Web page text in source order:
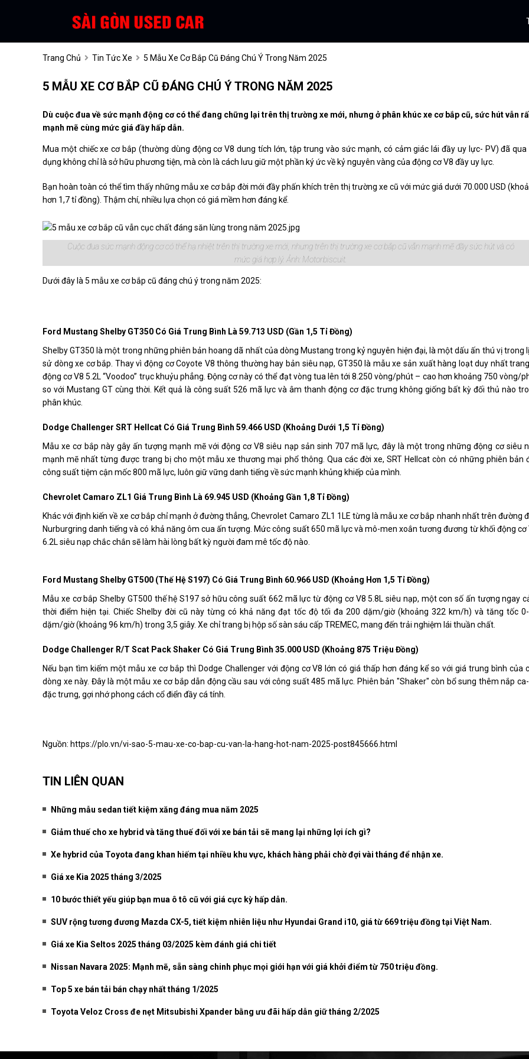
Trang Chủ Tin Tức Xe 5 Mẫu Xe Cơ Bắp Cũ Đáng Chú Ý Trong Năm 2025
5 MẪU XE CƠ BẮP CŨ ĐÁNG CHÚ Ý TRONG NĂM 2025
Dù cuộc đua về sức mạnh động cơ có thể đang chững lại trên thị trường xe mới, nhưng ở phân khúc xe cơ bắp cũ, sức hút vẫn
mạnh mẽ cùng mức giá đầy hấp dẫn.
Mua một chiếc xe cơ bắp (thường dùng động cơ V8 dung tích lớn, tập trung vào sức mạnh, có cảm giác lái đầy uy lực- PV) đã qua
dụng không chỉ là sở hữu phương tiện, mà còn là cách lưu giữ một phần ký ức về kỷ nguyên vàng của động cơ V8 đầy uy lực.
Bạn hoàn toàn có thể tìm thấy những mẫu xe cơ bắp đời mới đầy phấn khích trên thị trường xe cũ với mức giá dưới 70.000 USD
hơn 1,7 tỉ đồng). Thậm chí, nhiều lựa chọn có giá mềm hơn đáng kể.
Cuộc đua sức mạnh động cơ có thể hạ nhiệt trên thị trường xe mới, nhưng trên thị trường xe cơ bắp cũ vẫn mạnh mẽ đầy sức hút và có
mức giá hợp lý. Ảnh: Motorbiscuit.
Dưới đây là 5 mẫu xe cơ bắp cũ đáng chú ý trong năm 2025:
Ford Mustang Shelby GT350 Có Giá Trung Bình Là 59.713 USD (gần 1,5 Tỉ Đồng)
Shelby GT350 là một trong những phiên bản hoang dã nhất của dòng Mustang trong kỷ nguyên hiện đại, là một dấu ấn thú vị trong
sử dòng xe cơ bắp. Thay vì động cơ Coyote V8 thông thường hay bản siêu nạp, GT350 là mẫu xe sản xuất hàng loạt duy nhất
động cơ V8 5.2L “Voodoo” trục khuỷu phẳng. Động cơ này có thể đạt vòng tua lên tới 8.250 vòng/phút – cao hơn khoảng 750 vòng/
so với Mustang GT cùng thời. Kết quả là công suất 526 mã lực và âm thanh động cơ đặc trưng không giống bất kỳ đối thủ nào
phân khúc.
Dodge Challenger SRT Hellcat Có Giá Trung Bình 59.466 USD (khoảng Dưới 1,5 Tỉ Đồng)
Mẫu xe cơ bắp này gây ấn tượng mạnh mẽ với động cơ V8 siêu nạp sản sinh 707 mã lực, đây là một trong những động cơ siêu
mạnh mẽ nhất từng được trang bị cho một mẫu xe thương mại phổ thông. Qua các đời xe, SRT Hellcat còn có những phiên bản
công suất tiệm cận mốc 800 mã lực, luôn giữ vững danh tiếng về sức mạnh khủng khiếp của mình.
Chevrolet Camaro ZL1 Giá Trung Bình Là 69.945 USD (khoảng Gần 1,8 Tỉ Đồng)
Khác với định kiến về xe cơ bắp chỉ mạnh ở đường thẳng, Chevrolet Camaro ZL1 1LE từng là mẫu xe cơ bắp nhanh nhất trên đường
Nurburgring danh tiếng và có khả năng ôm cua ấn tượng. Mức công suất 650 mã lực và mô-men xoắn tương đương từ khối động cơ
6.2L siêu nạp chắc chắn sẽ làm hài lòng bất kỳ người đam mê tốc độ nào.
Ford Mustang Shelby GT500 (Thế Hệ S197) Có Giá Trung Bình 60.966 USD (khoảng Hơn 1,5 Tỉ Đồng)
Mẫu xe cơ bắp Shelby GT500 thế hệ S197 sở hữu công suất 662 mã lực từ động cơ V8 5.8L siêu nạp, một con số ấn tượng ngay
thời điểm hiện tại. Chiếc Shelby đời cũ này từng có khả năng đạt tốc độ tối đa 200 dặm/giờ (khoảng 322 km/h) và tăng tốc
dặm/giờ (khoảng 96 km/h) trong 3,5 giây. Xe chỉ trang bị hộp số sàn sáu cấp TREMEC, mang đến trải nghiệm lái thuần chất.
Dodge Challenger R/T Scat Pack Shaker Có Giá Trung Bình 35.000 USD (khoảng 875 Triệu Đồng)
Nếu bạn tìm kiếm một mẫu xe cơ bắp thì Dodge Challenger với động cơ V8 lớn có giá thấp hơn đáng kể so với giá trung bình của
dòng xe này. Đây là một mẫu xe cơ bắp dẫn động cầu sau với công suất 485 mã lực. Phiên bản "Shaker" còn bổ sung thêm nắp
đặc trưng, gợi nhớ phong cách cổ điển đầy cá tính.
Nguồn: https://plo.vn/vi-sao-5-mau-xe-co-bap-cu-van-la-hang-hot-nam-2025-post845666.html
TIN LIÊN QUAN
Những mẫu sedan tiết kiệm xăng đáng mua năm 2025
Giảm thuế cho xe hybrid và tăng thuế đối với xe bán tải sẽ mang lại những lợi ích gì?
Xe hybrid của Toyota đang khan hiếm tại nhiều khu vực, khách hàng phải chờ đợi vài tháng để nhận xe.
Giá xe Kia 2025 tháng 3/2025
10 bước thiết yếu giúp bạn mua ô tô cũ với giá cực kỳ hấp dẫn.
SUV rộng tương đương Mazda CX-5, tiết kiệm nhiên liệu như Hyundai Grand i10, giá từ 669 triệu đồng tại Việt Nam.
Giá xe Kia Seltos 2025 tháng 03/2025 kèm đánh giá chi tiết
Nissan Navara 2025: Mạnh mẽ, sẵn sàng chinh phục mọi giới hạn với giá khởi điểm từ 750 triệu đồng.
Top 5 xe bán tải bán chạy nhất tháng 1/2025
Toyota Veloz Cross đe nẹt Mitsubishi Xpander bằng ưu đãi hấp dẫn giữ tháng 2/2025